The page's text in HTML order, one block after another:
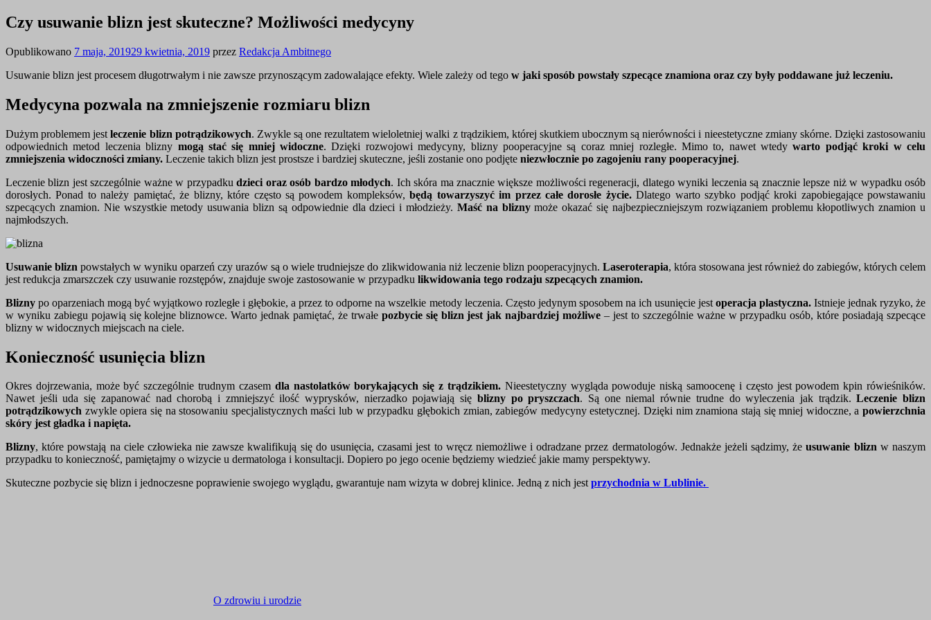
Czy usuwanie blizn jest skuteczne? Możliwości medycyny
Opublikowano 7 maja, 201929 kwietnia, 2019 przez Redakcja Ambitnego
Usuwanie blizn jest procesem długotrwałym i nie zawsze przynoszącym zadowalające efekty. Wiele zależy od tego w jaki sposób powstały szpecące znamiona oraz czy były poddawane już leczeniu.
Medycyna pozwala na zmniejszenie rozmiaru blizn
Dużym problemem jestleczenie blizn potrądzikowych. Zwykle są one rezultatem wieloletniej walki z trądzikiem, której skutkiem ubocznym są nierówności i nieestetyczne zmiany skórne. Dzięki zastosowaniu
odpowiednich metod leczenia blizny mogą stać się mniej widoczne. Dzięki rozwojowi medycyny, blizny pooperacyjne są coraz mniej rozległe. Mimo to, nawet wtedywarto podjąć kroki w celu
zmniejszenia widoczności zmiany. Leczenie takich blizn jest prostsze i bardziej skuteczne, jeśli zostanie ono podjęte niezwłocznie po zagojeniu rany pooperacyjnej.
Leczenie blizn jest szczególnie ważne w przypadkudzieci oraz osób bardzo młodych. Ich skóra ma znacznie większe możliwości regeneracji, dlatego wyniki leczenia są znacznie lepsze niż w wypadku osób
dorosłych. Ponad to należy pamiętać, że blizny, które często są powodem kompleksów,będą towarzyszyć im przez całe dorosłe życie.Dlatego warto szybko podjąć kroki zapobiegające powstawaniu
szpecących znamion. Nie wszystkie metody usuwania blizn są odpowiednie dla dzieci i młodzieży. Maść na bliznymoże okazać się najbezpieczniejszym rozwiązaniem problemu kłopotliwych znamion u
najmłodszych.
Usuwanie blizn powstałych w wyniku oparzeń czy urazów są o wiele trudniejsze do zlikwidowania niż leczenie blizn pooperacyjnych. Laseroterapia, która stosowana jest również do zabiegów, których celem
jest redukcja zmarszczek czy usuwanie rozstępów, znajduje swoje zastosowanie w przypadku likwidowania tego rodzaju szpecących znamion.
Blizny po oparzeniach mogą być wyjątkowo rozległe i głębokie, a przez to odporne na wszelkie metody leczenia. Często jedynym sposobem na ich usunięcie jestoperacja plastyczna.Istnieje jednak ryzyko, że
w wyniku zabiegu pojawią się kolejne bliznowce. Warto jednak pamiętać, że trwałe pozbycie się blizn jest jak najbardziej możliwe – jest to szczególnie ważne w przypadku osób, które posiadają szpecące
blizny w widocznych miejscach na ciele.
Konieczność usunięcia blizn
Okres dojrzewania, może być szczególnie trudnym czasem dla nastolatków borykających się z trądzikiem.Nieestetyczny wygląda powoduje niską samoocenę i często jest powodem kpin rówieśników.
Nawet jeśli uda się zapanować nad chorobą i zmniejszyć ilość wyprysków, nierzadko pojawiają się blizny po pryszczach. Są one niemal równie trudne do wyleczenia jak trądzik.Leczenie blizn
potrądzikowych zwykle opiera się na stosowaniu specjalistycznych maści lub w przypadku głębokich zmian, zabiegów medycyny estetycznej. Dzięki nim znamiona stają się mniej widoczne, a powierzchnia
skóry jest gładka i napięta.
Blizny, które powstają na ciele człowieka nie zawsze kwalifikują się do usunięcia, czasami jest to wręcz niemożliwe i odradzane przez dermatologów. Jednakże jeżeli sądzimy, żeusuwanie bliznw naszym
przypadku to konieczność, pamiętajmy o wizycie u dermatologa i konsultacji. Dopiero po jego ocenie będziemy wiedzieć jakie mamy perspektywy.
Skuteczne pozbycie się blizn i jednoczesne poprawienie swojego wyglądu, gwarantuje nam wizyta w dobrej klinice. Jedną z nich jestprzychodnia w Lublinie.
O zdrowiu i urodzie